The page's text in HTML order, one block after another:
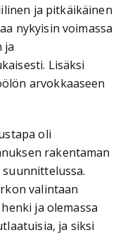
ja pitkäikäinen
nykyisin voimassa
ja
Lisäksi
arvokkaaseen
oli
rakentaman
valintaan
ja olemassa
ja siksi